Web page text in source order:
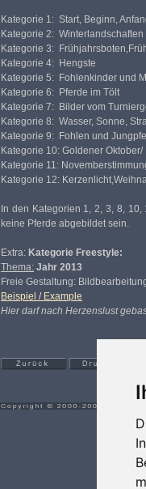
Kategorie 1: Start, Beginn,
Kategorie 2: Winterlandschaften
Kategorie 3:
Kategorie 4: Hengste
Kategorie 5: Fohlenkinder und
Kategorie 6: Pferde im Tölt
Kategorie 7: Bilder vom
Kategorie 8: Wasser, Sonne,
Kategorie 9: Fohlen und
Kategorie 10: Goldener
Kategorie 11:
Kategorie 12:
In den Kategorien 1, 2, 3, 8,
keine Pferde abgebildet sein.
Extra: Kategorie Freestyle:
Thema: Jahr 2013
Freie Gestaltung:
Beispiel / Example
Hier darf nach Herzenslust